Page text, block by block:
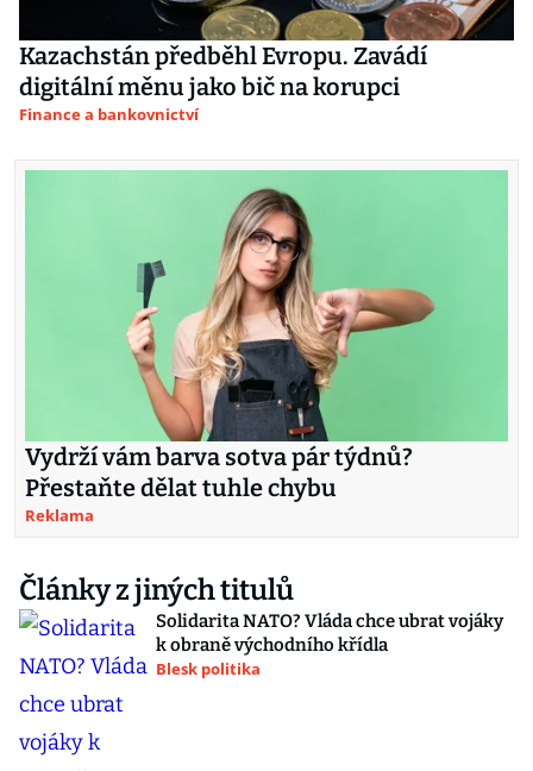
Kazachstán předběhl Evropu. Zavádí
digitální měnu jako bič na korupci
Finance a bankovnictví
Vydrží vám barva sotva pár týdnů?
Přestaňte dělat tuhle chybu
Reklama
Články z jiných titulů
Solidarita NATO? Vláda chce ubrat vojáky
k obraně východního křídla
Blesk politika